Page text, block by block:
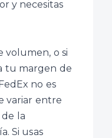
y necesitas
volumen, o si
tu margen de
no es
variar entre
la
Si usas